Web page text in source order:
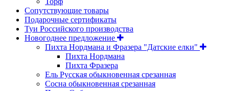
Сопутствующие товары
Подарочные сертификаты
Туи Российского производства
Новогоднее предложение
Пихта Нордмана и Фразера "Датские елки"
Пихта Нордмана
Пихта Фразера
Ель Русская обыкновенная срезанная
Сосна обыкновенная срезанная